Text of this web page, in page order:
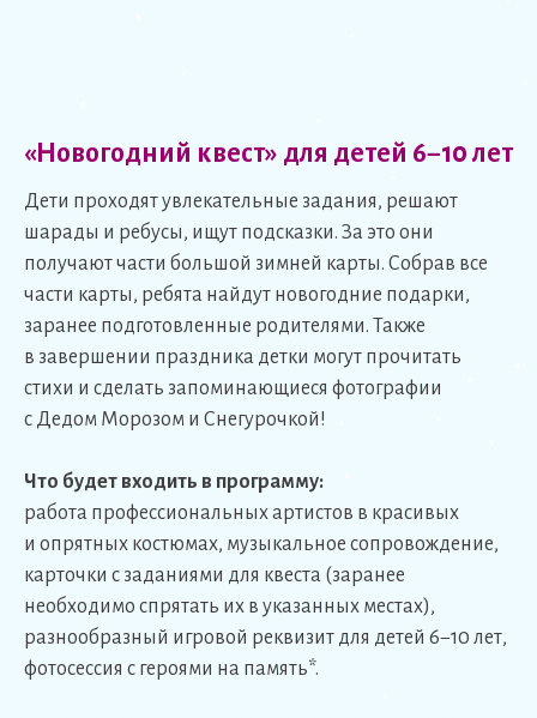
«Новогодний квест» для детей 6−10 лет
Дети проходят увлекательные задания, решают
шарады и ребусы, ищут подсказки. За это они
получают части большой зимней карты. Собрав все
части карты, ребята найдут новогодние подарки,
заранее подготовленные родителями. Также
в завершении праздника детки могут прочитать
стихи и сделать запоминающиеся фотографии
с Дедом Морозом и Снегурочкой!
Что будет входить в программу:
работа профессиональных артистов в красивых
и опрятных костюмах, музыкальное сопровождение,
карточки с заданиями для квеста (заранее
необходимо спрятать их в указанных местах),
разнообразный игровой реквизит для детей 6−10 лет,
фотосессия с героями на память*.